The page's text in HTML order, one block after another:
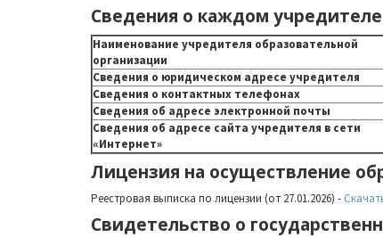
Сведения о каждом
Наименование учредителя образовательной
организации
Сведения о юридическом адресе учредителя
Сведения о контактных телефонах
Сведения об адресе электронной почты
Сведения об адресе сайта учредителя в сети
«Интернет»
Лицензия на осуществление
Реестровая выписка по лицензии (от 27.01.2026) -
Свидетельство о